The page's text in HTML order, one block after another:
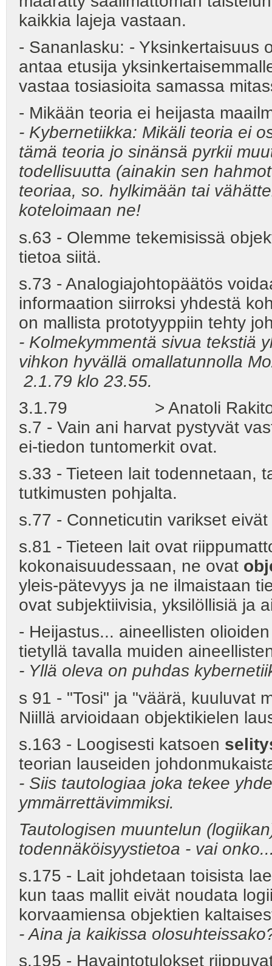
kaikkia lajeja vastaan.
- Sananlasku: - Yksinkertaisuus
antaa etusija
vastaa tosiasioita samassa
- Mikään teoria ei heijasta
- Kybernetiikka: Mikäli teoria ei
tämä teoria jo sinänsä pyrkii
todellisuutta (ainakin sen
teoriaa, so. hylkimään tai
koteloimaan ne!
s.63 - Olemme tekemisissä
tietoa siitä.
s.73 - Analogiajohtopäätös
informaation siirroksi yhdestä
on mallista prototyyppiin tehty
- Kolmekymmentä sivua tekstiä
vihkon hyvällä omallatunnolla
2.1.79 klo 23.55.
3.1.79 > Anatoli
s.7 - Vain ani harvat pystyvät
ei-tiedon tuntomerkit ovat.
s.33 - Tieteen lait todennetaan,
tutkimusten pohjalta.
s.77 - Conneticutin varikset
s.81 - Tieteen lait ovat
kokonaisuudessaan, ne ovat
yleis-pätevyys ja ne ilmaistaan
ovat subjektiivisia, yksilöllisiä ja
- Heijastus... aineellisten
tietyllä tavalla muiden
- Yllä oleva on puhdas
s 91 - "Tosi" ja "väärä, kuuluvat
Niillä arvioidaan objektikielen
s.163 - Loogisesti katsoen
teorian lauseiden
- Siis tautologiaa joka tekee
ymmärrettävimmiksi.
Tautologisen muuntelun
todennäköisyystietoa - vai
s.175 - Lait johdetaan toisista
kun taas mallit eivät noudata
korvaamiensa objektien
- Aina ja kaikissa
s.195 - Havaintotulokset